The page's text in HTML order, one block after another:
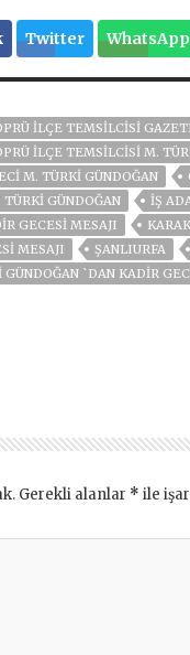
Twitter WhatsApp
İLÇE TEMSILCISI
İLÇE TEMSILCISI M.
M. TÜRKI GÜNDOĞAN
GÜNDOĞAN
IŞ
GECESİ MESAJI
MESAJI
ŞANLIURFA
GÜNDOĞAN `DAN KADİR
Gerekli alanlar * ile